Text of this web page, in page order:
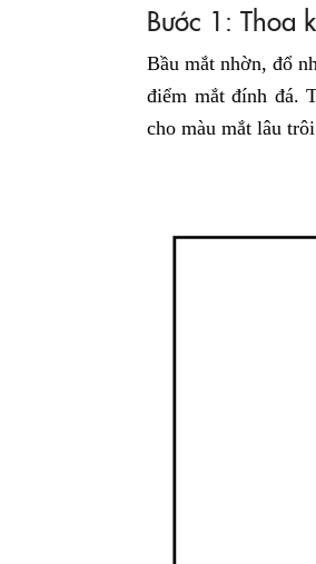
Bước 1: Thoa
Bầu mắt nhờn, đổ
điểm mắt đính đá.
cho màu mắt lâu